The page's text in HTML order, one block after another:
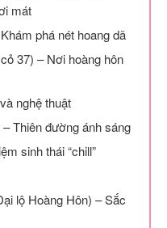
mát
phá nét hoang dã
37) – Nơi hoàng hôn
nghệ thuật
Thiên đường ánh sáng
sinh thái “chill”
lộ Hoàng Hôn) – Sắc